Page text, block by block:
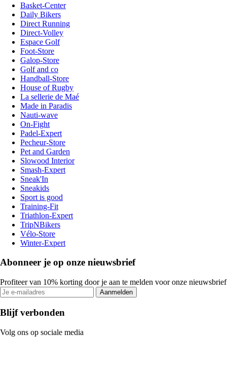
Basket-Center
Daily Bikers
Direct Running
Direct-Volley
Espace Golf
Foot-Store
Galop-Store
Golf and co
Handball-Store
House of Rugby
La sellerie de Maé
Made in Paradis
Nauti-wave
On-Fight
Padel-Expert
Pecheur-Store
Pet and Garden
Slowood Interior
Smash-Expert
Sneak'In
Sneakids
Sport is good
Training-Fit
Triathlon-Expert
TripNBikers
Vélo-Store
Winter-Expert
Abonneer je op onze nieuwsbrief
Profiteer van 10% korting door je aan te melden voor onze nieuwsbrief
Aanmelden
Blijf verbonden
Volg ons op sociale media